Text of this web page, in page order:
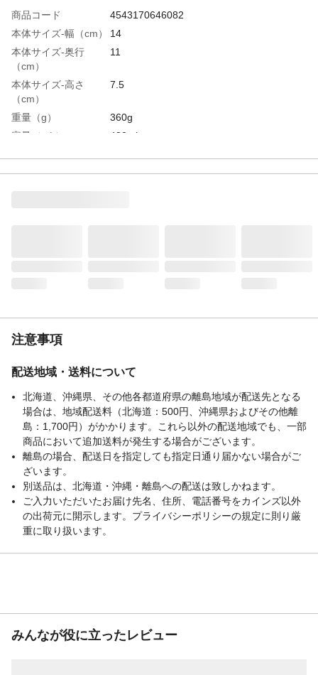
商品コード
4543170646082
本体サイズ-幅（cm）
14
本体サイズ-奥行
（cm）
11
本体サイズ-高さ
（cm）
7.5
重量（g）
360g
容量（mL）
480ml
電子レンジ対応
可
注意事項
配送地域・送料について
北海道、沖縄県、その他各都道府県の離島地域が配送先となる
場合は、地域配送料（北海道：500円、沖縄県およびその他離
島：1,700円）がかかります。これら以外の配送地域でも、一部
商品において追加送料が発生する場合がございます。
離島の場合、配送日を指定しても指定日通り届かない場合がご
ざいます。
別送品は、北海道・沖縄・離島への配送は致しかねます。
ご入力いただいたお届け先名、住所、電話番号をカインズ以外
の出荷元に開示します。プライバシーポリシーの規定に則り厳
重に取り扱います。
みんなが役に立ったレビュー